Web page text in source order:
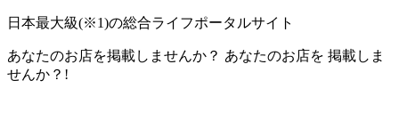
日本最大級(※1)の総合ライフポータルサイト
あなたのお店を掲載しませんか？ あなたのお店を 掲載しま
せんか？!